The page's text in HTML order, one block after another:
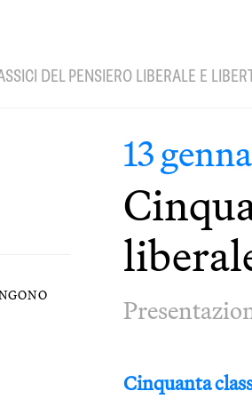
DEL PENSIERO LIBERALE E
13
Cinquanta